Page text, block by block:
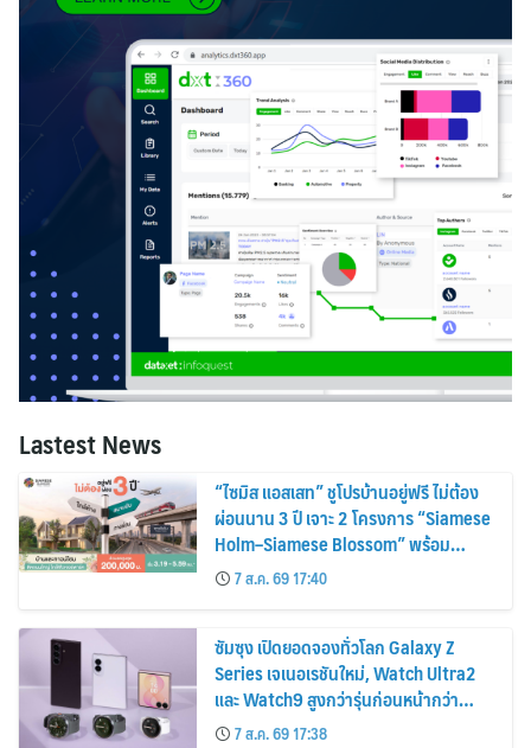
Lastest News
“ไซมิส แอสเสท” ชูโปรบ้านอยู่ฟรี ไม่ต้อง
ผ่อนนาน 3 ปี เจาะ 2 โครงการ “Siamese
Holm–Siamese Blossom” พร้อม
ส่วนลดและสิทธิพิเศษถึง 31 สิงหาคม
2569
7 ส.ค. 69 17:40
ซัมซุง เปิดยอดจองทั่วโลก Galaxy Z
Series เจเนอเรชันใหม่, Watch Ultra2
และ Watch9 สูงกว่ารุ่นก่อนหน้ากว่า
30%7 ส.ค. 69 17:38